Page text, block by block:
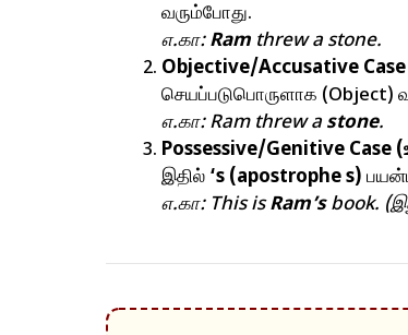
வரும்போது.
எ.கா:Ram threw a stone.
Objective/Accusative
செயப்படுபொருளாக (Object)
எ.கா: Ram threw a stone.
Possessive/Genitive Case
இதில் ‘s (apostrophe s)
எ.கா: This isRam’sbook.